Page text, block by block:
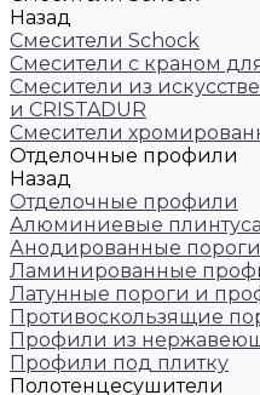
Назад
Смесители Schock
Cмесители с краном
Смесители из
и CRISTADUR
Смесители
Отделочные профили
Назад
Отделочные профили
Алюминиевые плинтуса
Анодированные пороги
Ламинированные
Латунные пороги и
Противоскользящие
Профили из
Профили под плитку
Полотенцесушители